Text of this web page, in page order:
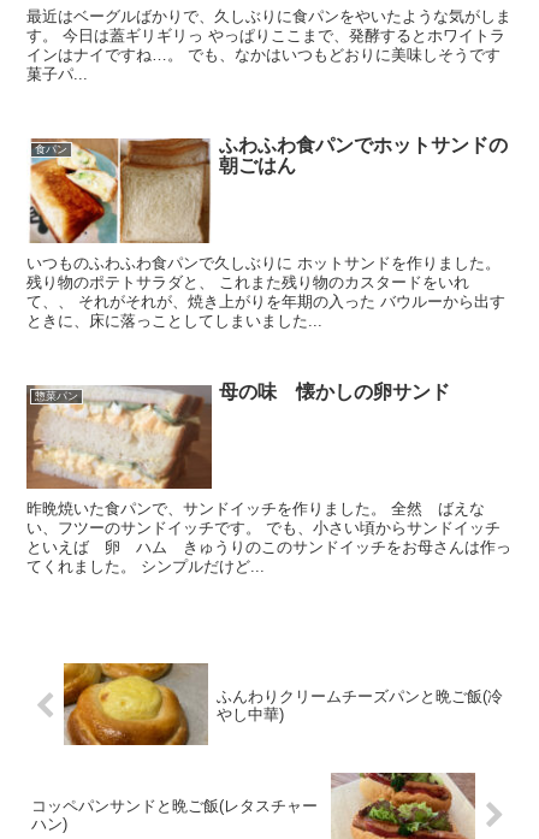
最近はベーグルばかりで、久しぶりに食パンをやいたような気がしま
す。 今日は蓋ギリギリっ やっぱりここまで、発酵するとホワイトラ
インはナイですね…。 でも、なかはいつもどおりに美味しそうです
菓子パ...
食パン
ふわふわ食パンでホットサンドの
朝ごはん
いつものふわふわ食パンで久しぶりに ホットサンドを作りました。
残り物のポテトサラダと、 これまた残り物のカスタードをいれ
て、、 それがそれが、焼き上がりを年期の入った バウルーから出す
ときに、床に落っことしてしまいました...
惣菜パン 母の味 懐かしの卵サンド
昨晩焼いた食パンで、サンドイッチを作りました。 全然 ばえな
い、フツーのサンドイッチです。 でも、小さい頃からサンドイッチ
といえば 卵 ハム きゅうりのこのサンドイッチをお母さんは作っ
てくれました。 シンプルだけど...
ふんわりクリームチーズパンと晩ご飯(冷
やし中華)
コッペパンサンドと晩ご飯(レタスチャー
ハン)